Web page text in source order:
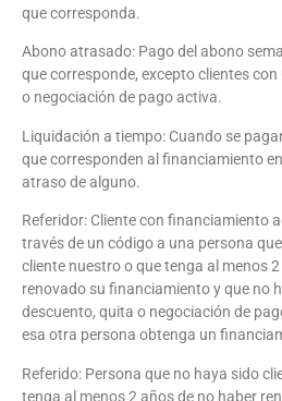
que corresponda.
Abono atrasado: Pago del abono
que corresponde, excepto clientes
o negociación de pago activa.
Liquidación a tiempo: Cuando se
que corresponden al financiamiento
atraso de alguno.
Referidor: Cliente con financiamiento
través de un código a una persona
cliente nuestro o que tenga al menos
renovado su financiamiento y que no
descuento, quita o negociación de
esa otra persona obtenga un
Referido: Persona que no haya sido
tenga al menos 2 años de no haber